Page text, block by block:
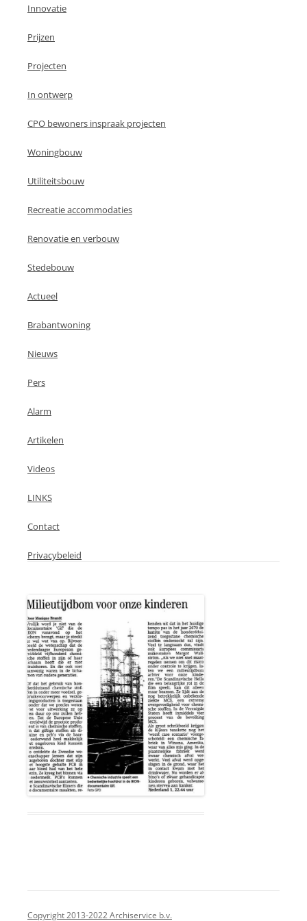
Innovatie
Prijzen
Projecten
In ontwerp
CPO bewoners inspraak projecten
Woningbouw
Utiliteitsbouw
Recreatie accommodaties
Renovatie en verbouw
Stedebouw
Actueel
Brabantwoning
Nieuws
Pers
Alarm
Artikelen
Videos
LINKS
Contact
Privacybeleid
Copyright 2013-2022 Archiservice b.v.